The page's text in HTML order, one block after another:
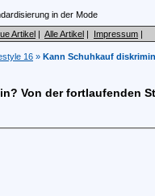
Artikel | Alle Artikel | Impressum |
16 » Kann Schuhkauf
Von der fortlaufenden